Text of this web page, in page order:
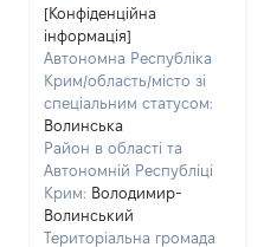
[Конфіденційна
інформація]
Автономна Республіка
Крим/область/місто зі
спеціальним статусом:
Волинська
Район в області та
Автономній Республіці
Крим: Володимир-
Волинський
Територіальна громада: